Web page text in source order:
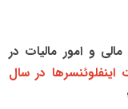
و امور مالیات در
اینفلوئنسرها در سال